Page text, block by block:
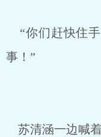
“你们赶快住手
事！”
苏清涵一边喊着